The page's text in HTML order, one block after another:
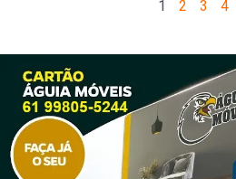
1
2 3 4